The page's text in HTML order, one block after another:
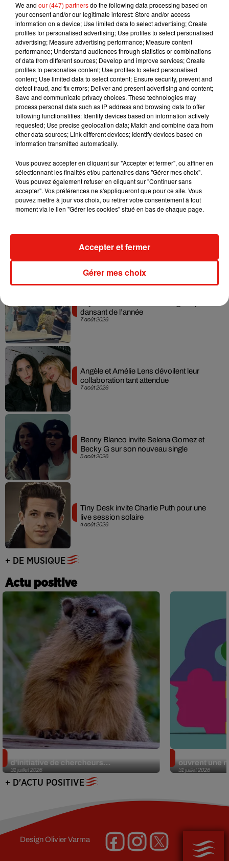
sortie officielle est prévue le 15 septembre prochain.
#EACTrès heureux de remettre la médaille de
@AcademieNiceà notre cher@LisandroCuxiun jeune
homme prêt à relever tous les challenges...
pic.twitter.com/PcRtVQwNUb
— Emmanuel Ethis (@emmanuel_ethis)28 août 2017
Musique
7 août 2026
Julien Lieb s’essaye à la vie de chatelain
dans son nouveau clip
7 août 2026
Madonna sort enfin le remix de « Love
Sensation » avec Kylie Minogue
7 août 2026
dansant de l’année
7 août 2026
Angèle et Amélie Lens dévoilent leur
collaboration tant attendue
5 août 2026
Benny Blanco invite Selena Gomez et
Becky G sur son nouveau single
4 août 2026
Tiny Desk invite Charlie Puth pour une
live session solaire
+ DE MUSIQUE
Actu positive
31 juillet 2026
d’initiative de chercheurs...
31 juillet 2026
ouvrent une
+ D'ACTU POSITIVE
DesignOlivier Varma
We and our (447) partnersdo the following data processing based on
your consent and/or our legitimate interest: Store and/or access
information on a device; Use limited data to select advertising; Create
profiles for personalised advertising; Use profiles to select personalised
advertising; Measure advertising performance; Measure content
performance; Understand audiences through statistics or combinations
of data from different sources; Develop and improve services; Create
profiles to personalise content; Use profiles to select personalised
content; Use limited data to select content; Ensure security, prevent and
detect fraud, and fix errors; Deliver and present advertising and content;
Save and communicate privacy choices. These technologies may
process personal data such as IP address and browsing data to offer
following functionalities: Identify devices based on information actively
requested; Use precise geolocation data; Match and combine data from
other data sources; Link different devices; Identify devices based on
information transmitted automatically.
Vous pouvez accepter en cliquant sur "Accepter et fermer", ou affiner en
sélectionnant les finalités et/ou partenaires dans "Gérer mes choix".
Vous pouvez également refuser en cliquant sur "Continuer sans
accepter". Vos préférences ne s'appliqueront que pour ce site. Vous
pouvez mettre à jour vos choix, ou retirer votre consentement à tout
moment via le lien "Gérer les cookies" situé en bas de chaque page.
Gérer mes choix
Accepter et fermer